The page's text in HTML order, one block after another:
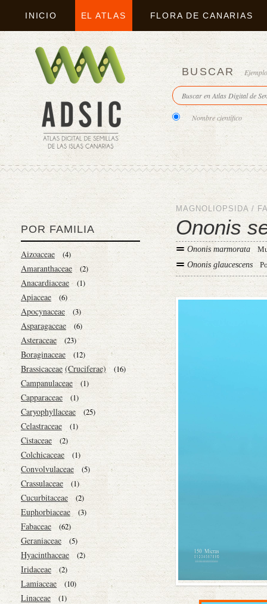
INICIO EL ATLAS FLORA DE CANARIAS
BUSCAR
Nombre científico
POR FAMILIA
Aizoaceae (4)
Amaranthaceae (2)
Anacardiaceae (1)
Apiaceae (6)
Apocynaceae (3)
Asparagaceae (6)
Asteraceae (23)
Boraginaceae (12)
Brassicaceae (Cruciferae) (16)
Campanulaceae (1)
Capparaceae (1)
Caryophyllaceae (25)
Celastraceae (1)
Cistaceae (2)
Colchicaceae (1)
Convolvulaceae (5)
Crassulaceae (1)
Cucurbitaceae (2)
Euphorbiaceae (3)
Fabaceae (62)
Geraniaceae (5)
Hyacinthaceae (2)
Iridaceae (2)
Lamiaceae (10)
Linaceae (1)
MAGNOLIOPSIDA /
Ononis
Ononis marmorata
Ononis glaucescens